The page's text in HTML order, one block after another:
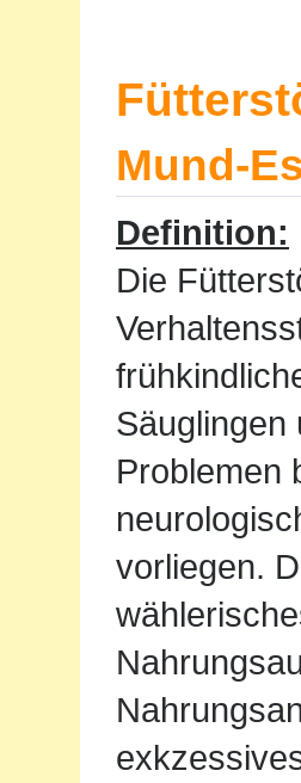
Mund-
Definition:
Die
Säuglingen
Problemen
vorliegen.